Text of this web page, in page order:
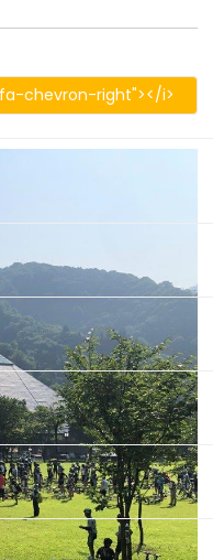
chevron-right"></i>